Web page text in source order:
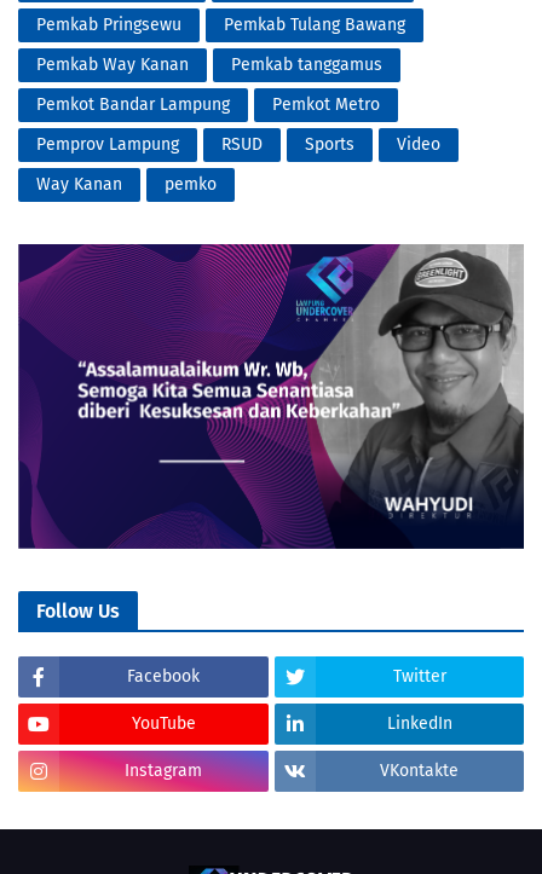
Pemkab Pringsewu
Pemkab Tulang Bawang
Pemkab Way Kanan
Pemkab tanggamus
Pemkot Bandar Lampung
Pemkot Metro
Pemprov Lampung
RSUD Sports
Video
Way Kanan
pemko
Follow Us
Facebook Twitter
YouTube LinkedIn
Instagram VKontakte